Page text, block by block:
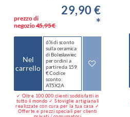
prezzo di
negozio45,95 €
29,90 €
*
Nel
carrello
6% di sconto
sulla ceramica
di Bolesławiec
per ordini a
partire da 159
€ Codice
sconto:
AT5X2A
✓ Oltre 100.000 clienti soddisfatti in
tutto il mondo ✓ Stoviglie artigianali
realizzate con cura per la tua casa ✓
Offerte e prezzi speciali per clienti